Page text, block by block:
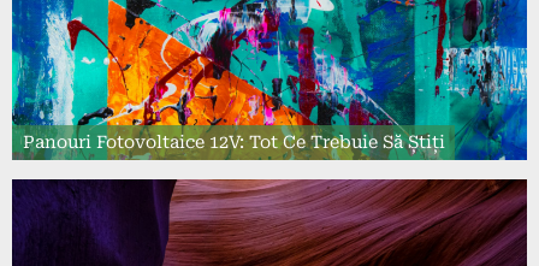
Panouri Fotovoltaice 12V: Tot Ce Trebuie Să Știți